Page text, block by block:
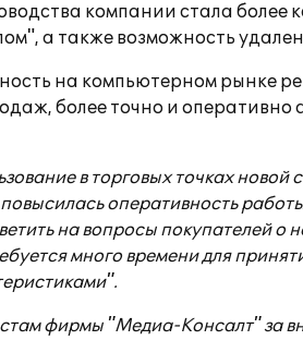
компании стала
а также возможность
на компьютерном рынке
более точно и
в торговых точках
оперативность
на вопросы покупателей о
много времени для
фирмы "Медиа-Консалт" за